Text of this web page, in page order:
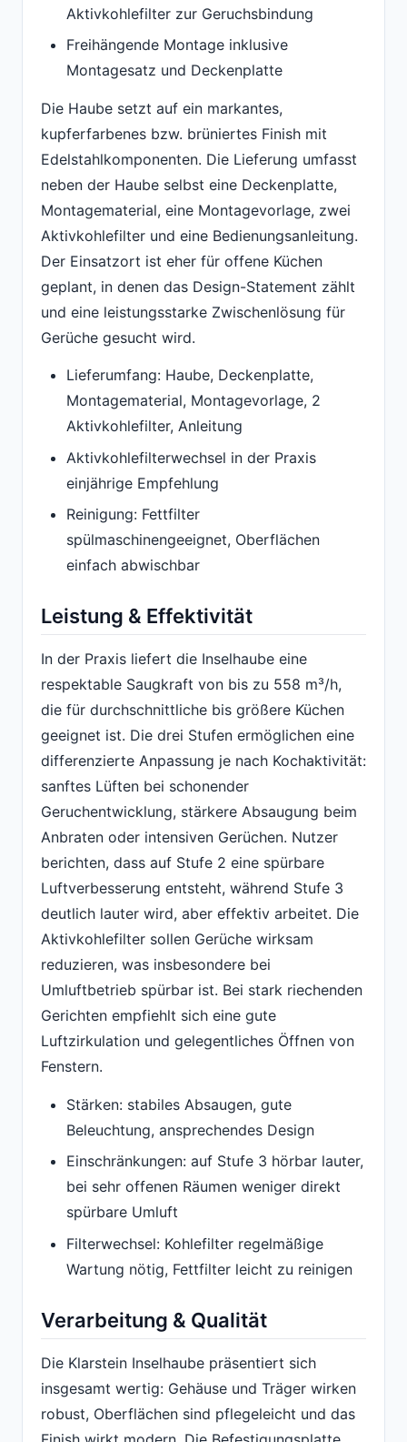
Aktivkohlefilter zur Geruchsbindung
Freihängende Montage inklusive
Montagesatz und Deckenplatte
Die Haube setzt auf ein markantes,
kupferfarbenes bzw. brüniertes Finish mit
Edelstahlkomponenten. Die Lieferung umfasst
neben der Haube selbst eine Deckenplatte,
Montagematerial, eine Montagevorlage, zwei
Aktivkohlefilter und eine Bedienungsanleitung.
Der Einsatzort ist eher für offene Küchen
geplant, in denen das Design-Statement zählt
und eine leistungsstarke Zwischenlösung für
Gerüche gesucht wird.
Lieferumfang: Haube, Deckenplatte,
Montagematerial, Montagevorlage, 2
Aktivkohlefilter, Anleitung
Aktivkohlefilterwechsel in der Praxis
einjährige Empfehlung
Reinigung: Fettfilter
spülmaschinengeeignet, Oberflächen
einfach abwischbar
Leistung & Effektivität
In der Praxis liefert die Inselhaube eine
respektable Saugkraft von bis zu 558 m³/h,
die für durchschnittliche bis größere Küchen
geeignet ist. Die drei Stufen ermöglichen eine
differenzierte Anpassung je nach Kochaktivität:
sanftes Lüften bei schonender
Geruchentwicklung, stärkere Absaugung beim
Anbraten oder intensiven Gerüchen. Nutzer
berichten, dass auf Stufe 2 eine spürbare
Luftverbesserung entsteht, während Stufe 3
deutlich lauter wird, aber effektiv arbeitet. Die
Aktivkohlefilter sollen Gerüche wirksam
reduzieren, was insbesondere bei
Umluftbetrieb spürbar ist. Bei stark riechenden
Gerichten empfiehlt sich eine gute
Luftzirkulation und gelegentliches Öffnen von
Fenstern.
Stärken: stabiles Absaugen, gute
Beleuchtung, ansprechendes Design
Einschränkungen: auf Stufe 3 hörbar lauter,
bei sehr offenen Räumen weniger direkt
spürbare Umluft
Filterwechsel: Kohlefilter regelmäßige
Wartung nötig, Fettfilter leicht zu reinigen
Verarbeitung & Qualität
Die Klarstein Inselhaube präsentiert sich
insgesamt wertig: Gehäuse und Träger wirken
robust, Oberflächen sind pflegeleicht und das